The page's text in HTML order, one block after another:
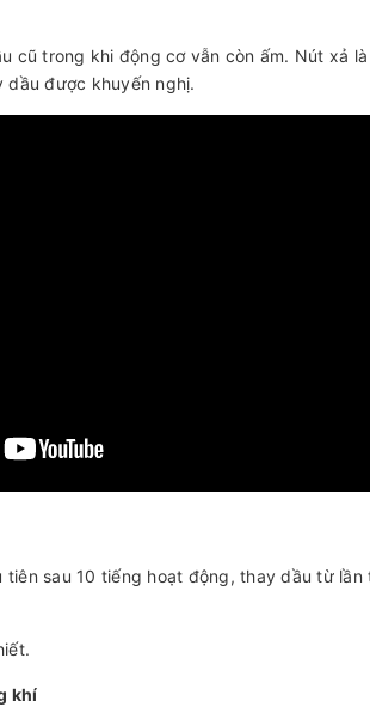
cũ trong khi động cơ vẫn còn ấm. Nút xả
dầu được khuyến nghị.
tiên sau 10 tiếng hoạt động, thay dầu từ
khí